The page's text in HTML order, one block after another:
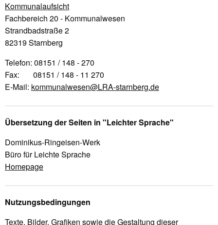
Kommunalaufsicht
Fachbereich 20 - Kommunalwesen
Strandbadstraße 2
82319 Starnberg
Telefon: 08151 / 148 - 270
Fax: 08151 / 148 - 11 270
E-Mail: kommunalwesen@LRA-starnberg.de
Übersetzung der Seiten in "Leichter Sprache"
Dominikus-Ringeisen-Werk
Büro für Leichte Sprache
Homepage
Nutzungsbedingungen
Texte, Bilder, Grafiken sowie die Gestaltung dieser